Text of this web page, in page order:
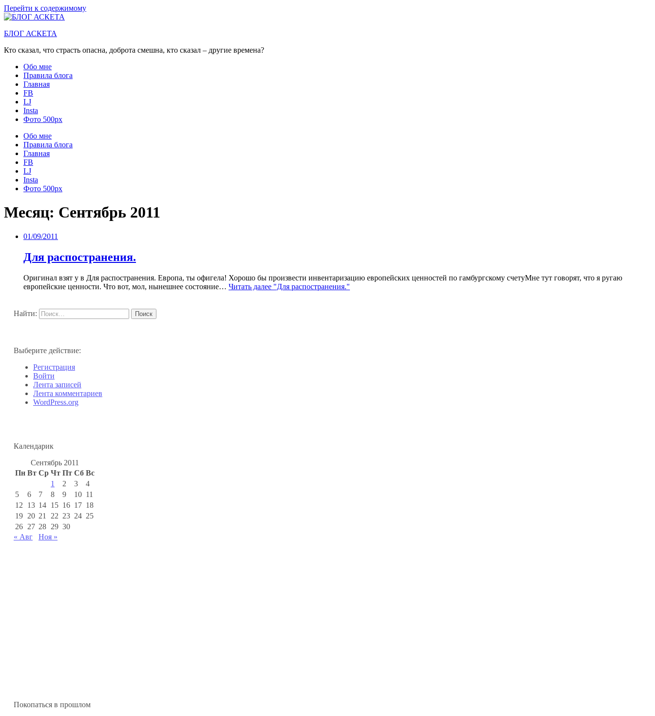
Перейти к содержимому
БЛОГ АСКЕТА
Кто сказал, что страсть опасна, доброта смешна, кто сказал – другие времена?
Обо мне
Правила блога
Главная
FB
LJ
Insta
Фото 500px
Обо мне
Правила блога
Главная
FB
LJ
Insta
Фото 500px
Месяц: Сентябрь 2011
01/09/2011
Для распостранения.
Оригинал взят у в Для распостранения. Европа, ты офигела! Хорошо бы произвести инвентаризацию европейских ценностей по гамбургскому счетуМне тут говорят, что я ругаю
европейские ценности. Что вот, мол, нынешнее состояние… Читать далее "Для распостранения."
Найти:
Выберите действие:
Регистрация
Войти
Лента записей
Лента комментариев
WordPress.org
Календарик
Сентябрь 2011
Пн Вт Ср Чт Пт Сб Вс
1
2 3
4
5
6 7 8 9 10 11
12
13 14 15 16 17 18
19 20 21 22 23 24 25
26 27 28 29 30
« Авг
Ноя »
Покопаться в прошлом